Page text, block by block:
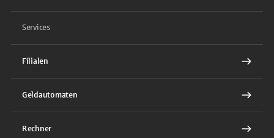
Services
Filialen
Geldautomaten
Rechner